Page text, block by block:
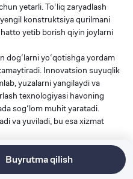
Buyrutma qilish
yetarli. To‘liq zaryadlash
konstruktsiya qurilmani
yetib borish qiyin joylarni
dog‘larni yo‘qotishga yordam
Innovatsion suyuqlik
yuzalarni yangilaydi va
texnologiyasi havoning
sog‘lom muhit yaratadi.
va yuviladi, bu esa xizmat
yoki maxsus taglikda
funksiyalari uni kichik
a’lo tanlovga aylantiradi.